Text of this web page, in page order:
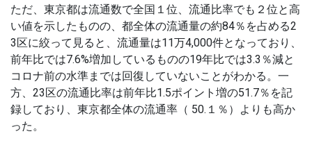
ただ、東京都は流通数で全国１位、流通比率でも２位と高
い値を示したものの、都全体の流通量の約84％を占める2
3区に絞って見ると、流通量は11万4,000件となっており、
前年比では7.6%増加しているものの19年比では3.3％減と
コロナ前の水準までは回復していないことがわかる。一
方、23区の流通比率は前年比1.5ポイント増の51.7％を記
録しており、東京都全体の流通率（ 50.１％）よりも高か
った。